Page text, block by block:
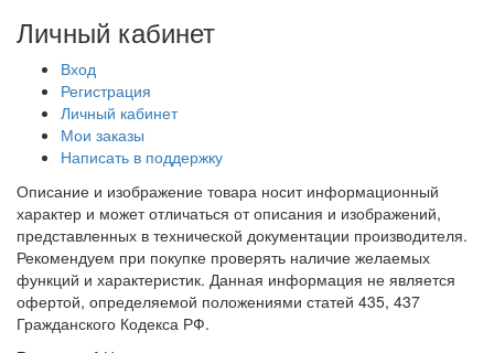
Личный кабинет
Вход
Регистрация
Личный кабинет
Мои заказы
Написать в поддержку
Описание и изображение товара носит информационный
характер и может отличаться от описания и изображений,
представленных в технической документации производителя.
Рекомендуем при покупке проверять наличие желаемых
функций и характеристик. Данная информация не является
офертой, определяемой положениями статей 435, 437
Гражданского Кодекса РФ.